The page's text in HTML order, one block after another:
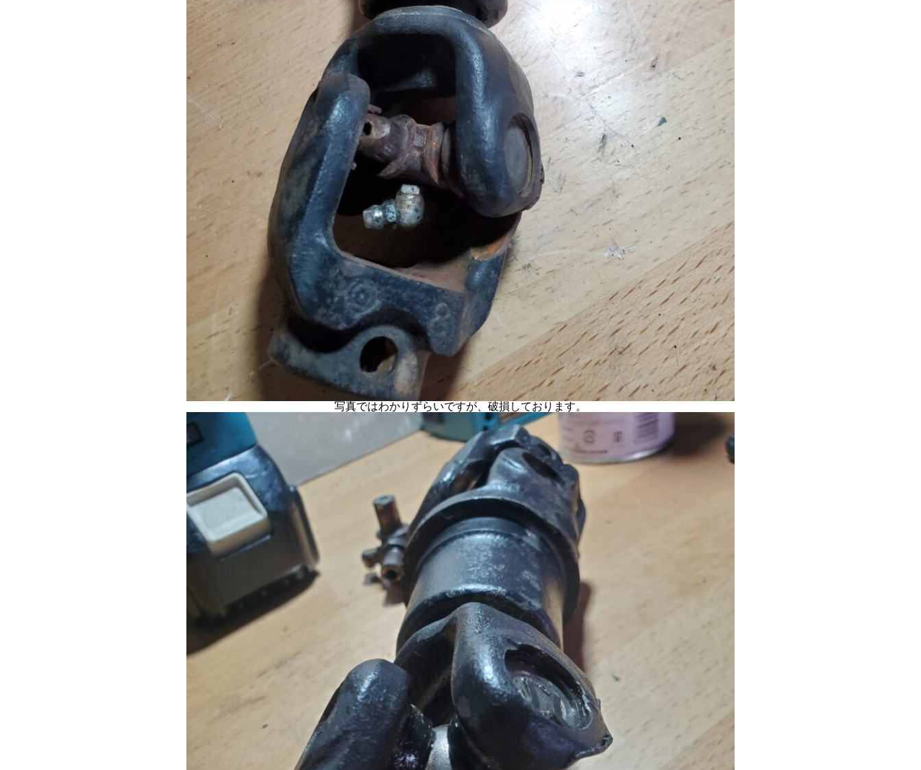
写真ではわかりずらいですが、破損しております。